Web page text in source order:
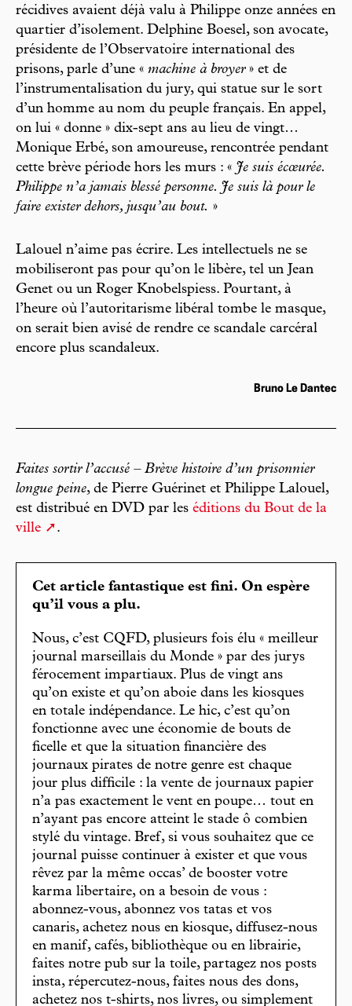
récidives avaient déjà valu à Philippe onze années en
quartier d’isolement. Delphine Boesel, son avocate,
présidente de l’Observatoire international des
prisons, parle d’une « machine à broyer» et de
l’instrumentalisation du jury, qui statue sur le sort
d’un homme au nom du peuple français. En appel,
on lui « donne » dix-sept ans au lieu de vingt…
Monique Erbé, son amoureuse, rencontrée pendant
cette brève période hors les murs : « Je suis écœurée.
Philippe n’a jamais blessé personne. Je suis là pour le
faire exister dehors, jusqu’au bout. »
Lalouel n’aime pas écrire. Les intellectuels ne se
mobiliseront pas pour qu’on le libère, tel un Jean
Genet ou un Roger Knobelspiess. Pourtant, à
l’heure où l’autoritarisme libéral tombe le masque,
on serait bien avisé de rendre ce scandale carcéral
encore plus scandaleux.
Bruno Le Dantec
Faites sortir l’accusé – Brève histoire d’un prisonnier
longue peine, de Pierre Guérinet et Philippe Lalouel,
est distribué en DVD par les éditions du Bout de la
ville
.
Cet article fantastique est fini. On espère
qu’il vous a plu.
Nous, c’est CQFD, plusieurs fois élu « meilleur
journal marseillais du Monde » par des jurys
férocement impartiaux. Plus de vingt ans
qu’on existe et qu’on aboie dans les kiosques
en totale indépendance. Le hic, c’est qu’on
fonctionne avec une économie de bouts de
ficelle et que la situation financière des
journaux pirates de notre genre est chaque
jour plus difficile : la vente de journaux papier
n’a pas exactement le vent en poupe… tout en
n’ayant pas encore atteint le stade ô combien
stylé du vintage. Bref, si vous souhaitez que ce
journal puisse continuer à exister et que vous
rêvez par la même occas’ de booster votre
karma libertaire, on a besoin de vous :
abonnez-vous, abonnez vos tatas et vos
canaris, achetez nous en kiosque, diffusez-nous
en manif, cafés, bibliothèque ou en librairie,
faites notre pub sur la toile, partagez nos posts
insta, répercutez-nous, faites nous des dons,
achetez nos t-shirts, nos livres, ou simplement